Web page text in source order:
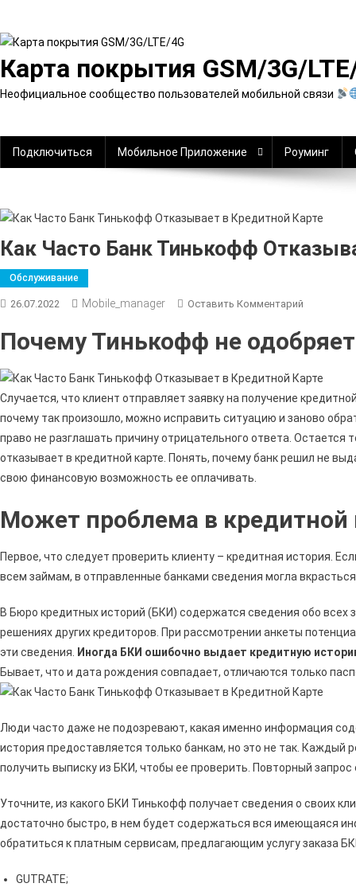
содержимому
Карта покрытия GSM/3G/
Неофициальное сообщество пользователей мобильной связи
Подключиться Мобильное Приложение Роуминг
Как Часто Банк Тинькофф
Обслуживание
26.07.2022 Mobile_manager Оставить Комментарий
Часто
Банк
Тинькофф
Почему Тинькофф не
Случается, что клиент отправляет заявку на получение
почему так произошло, можно исправить ситуацию и заново
право не разглашать причину отрицательного ответа.
отказывает в кредитной карте. Понять, почему банк решил не
свою финансовую возможность ее оплачивать.
Может проблема в кредитной
Первое, что следует проверить клиенту – кредитная история.
всем займам, в отправленные банками сведения могла
В Бюро кредитных историй (БКИ) содержатся сведения обо всех
решениях других кредиторов. При рассмотрении анкеты
эти сведения. Иногда БКИ ошибочно выдает кредитную
Бывает, что и дата рождения совпадает, отличаются только
Люди часто даже не подозревают, какая именно информация
история предоставляется только банкам, но это не так. Каждый
получить выписку из БКИ, чтобы ее проверить. Повторный
Уточните, из какого БКИ Тинькофф получает сведения о своих
достаточно быстро, в нем будет содержаться вся имеющаяся
обратиться к платным сервисам, предлагающим услугу заказа
GUTRATE;